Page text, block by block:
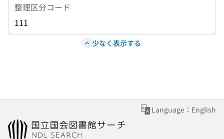
整理区分コード
111
少なく表示する
Language：English